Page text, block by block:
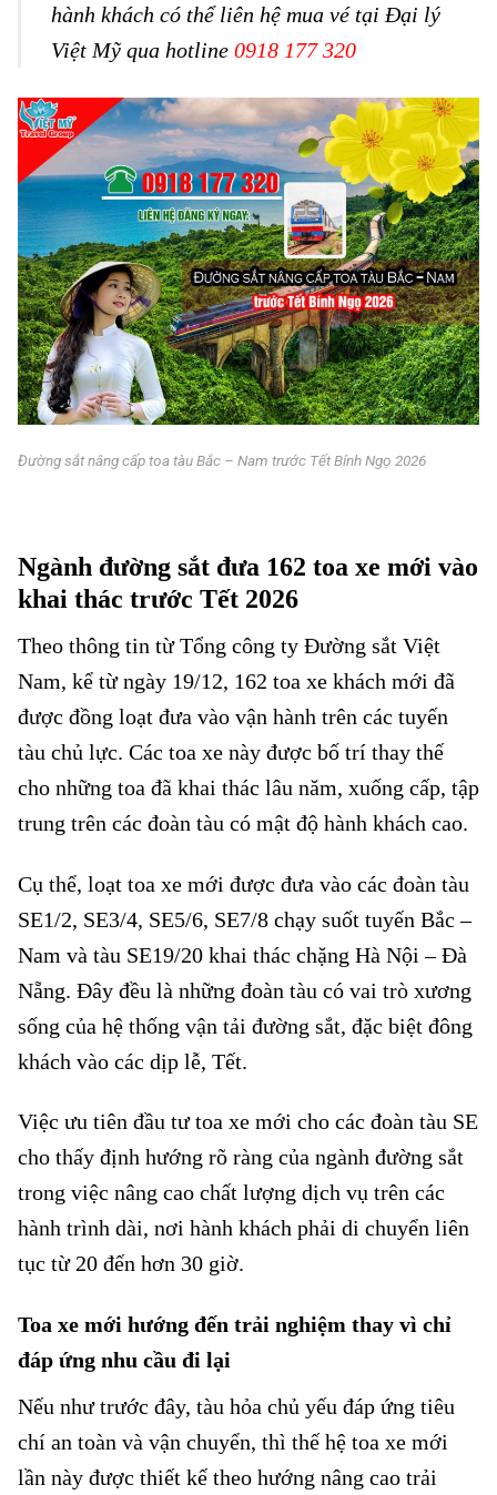
hành khách có thể liên hệ mua vé tại Đại lý
Việt Mỹ qua hotline0918 177 320
Đường sắt nâng cấp toa tàu Bắc – Nam trước Tết Bính Ngọ 2026
Ngành đường sắt đưa 162 toa xe mới vào
khai thác trước Tết 2026
Theo thông tin từ Tổng công ty Đường sắt Việt
Nam, kể từ ngày 19/12, 162 toa xe khách mới đã
được đồng loạt đưa vào vận hành trên các tuyến
tàu chủ lực. Các toa xe này được bố trí thay thế
cho những toa đã khai thác lâu năm, xuống cấp, tập
trung trên các đoàn tàu có mật độ hành khách cao.
Cụ thể, loạt toa xe mới được đưa vào các đoàn tàu
SE1/2, SE3/4, SE5/6, SE7/8 chạy suốt tuyến Bắc –
Nam và tàu SE19/20 khai thác chặng Hà Nội – Đà
Nẵng. Đây đều là những đoàn tàu có vai trò xương
sống của hệ thống vận tải đường sắt, đặc biệt đông
khách vào các dịp lễ, Tết.
Việc ưu tiên đầu tư toa xe mới cho các đoàn tàu SE
cho thấy định hướng rõ ràng của ngành đường sắt
trong việc nâng cao chất lượng dịch vụ trên các
hành trình dài, nơi hành khách phải di chuyển liên
tục từ 20 đến hơn 30 giờ.
Toa xe mới hướng đến trải nghiệm thay vì chỉ
đáp ứng nhu cầu đi lại
Nếu như trước đây, tàu hỏa chủ yếu đáp ứng tiêu
chí an toàn và vận chuyển, thì thế hệ toa xe mới
lần này được thiết kế theo hướng nâng cao trải